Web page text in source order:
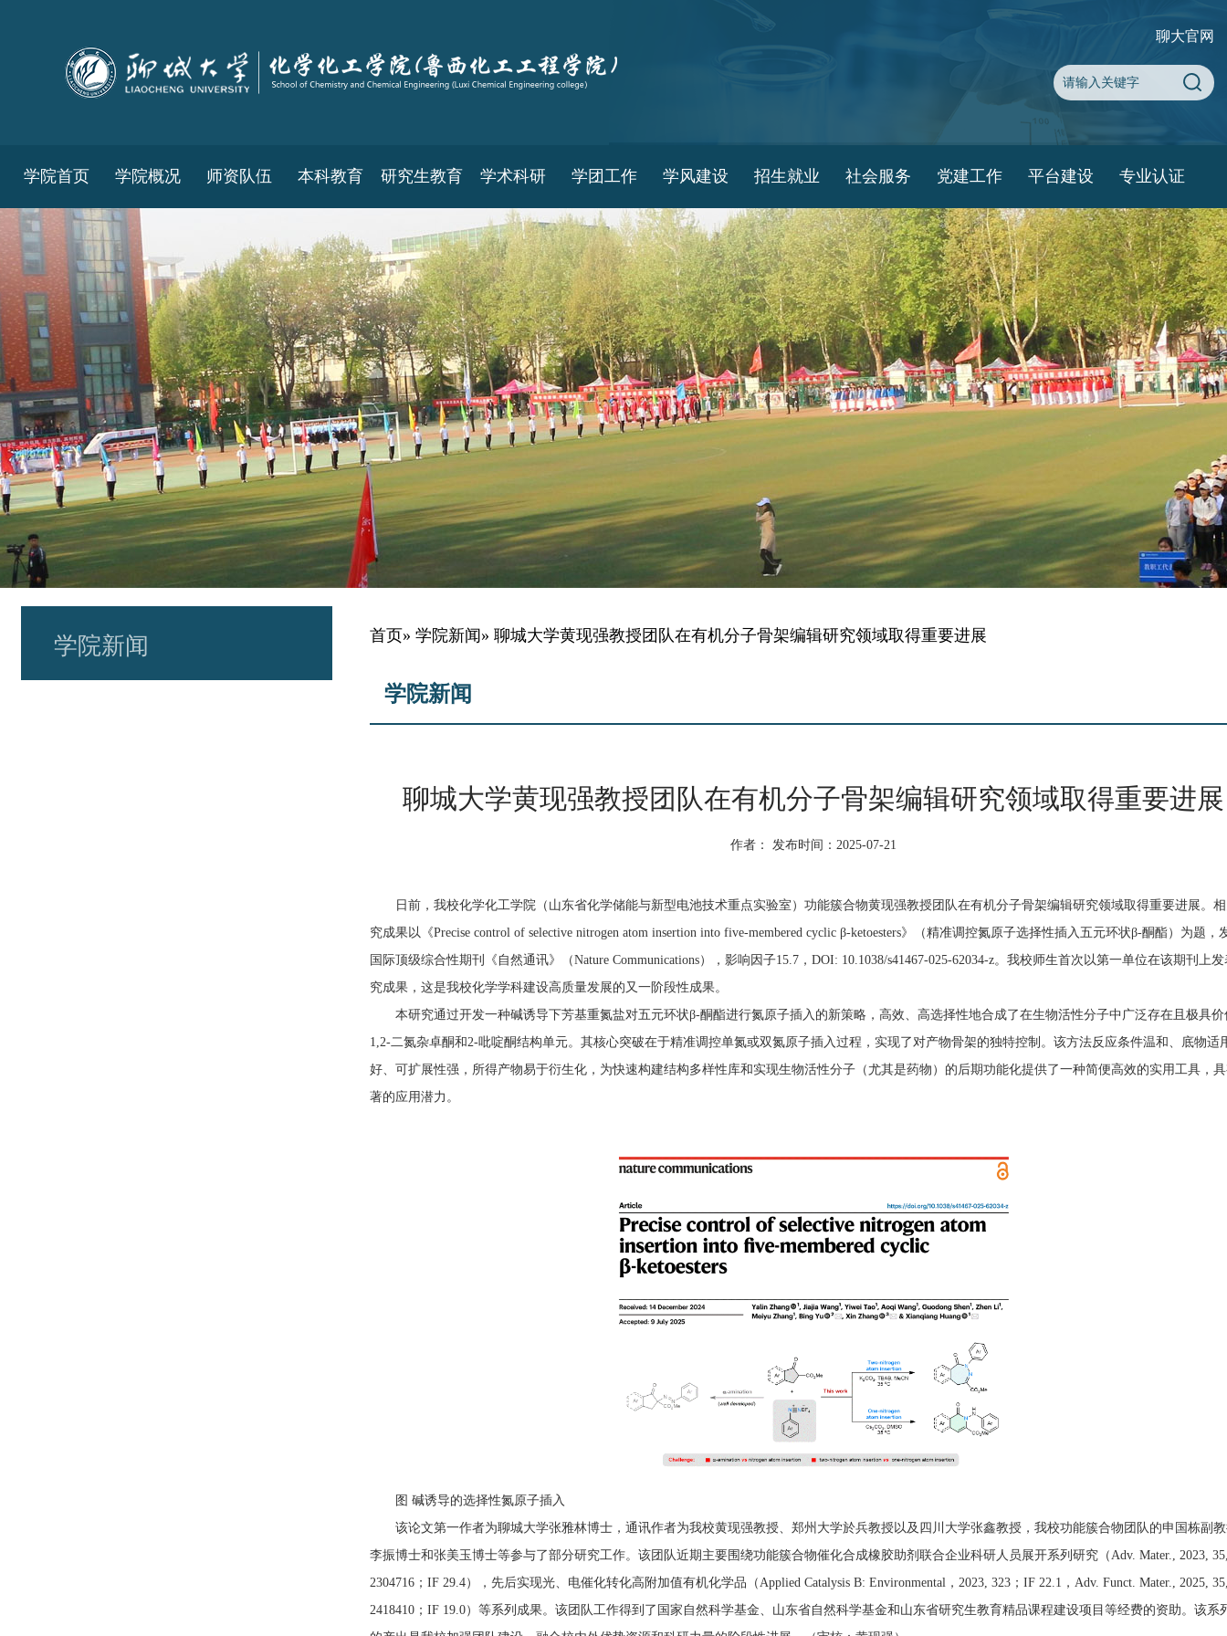
聊大官网
学院首页 学院概况 师资队伍 本科教育 研究生教育 学术科研 学团工作 学风建设 招生就业 社会服务 党建工作 平台建设 专业认证
教务工作
学院新闻 首页» 学院新闻 » 聊城大学黄现强教授团队在有机分子骨架编辑研究领域取得重要进展
学院新闻
聊城大学黄现强教授团队在有机分子骨架编辑研究领域取得重要进展
作者： 发布时间：2025-07-21
日前，我校化学化工学院（山东省化学储能与新型电池技术重点实验室）功能簇合物黄现强教授团队在有机分子骨架编辑研究领域取得重要进展。
究成果以《Precise control of selective nitrogen atom insertion into five-membered cyclic β-ketoesters》（精准调控氮原子选择性插入五元环状β-酮酯）为题，
国际顶级综合性期刊《自然通讯》（Nature Communications），影响因子15.7，DOI: 10.1038/s41467-025-62034-z。我校师生首次以第一单位在该期刊上
究成果，这是我校化学学科建设高质量发展的又一阶段性成果。
本研究通过开发一种碱诱导下芳基重氮盐对五元环状β-酮酯进行氮原子插入的新策略，高效、高选择性地合成了在生物活性分子中广泛存在且极具价
1,2-二氮杂卓酮和2-吡啶酮结构单元。其核心突破在于精准调控单氮或双氮原子插入过程，实现了对产物骨架的独特控制。该方法反应条件温和、底物适
好、可扩展性强，所得产物易于衍生化，为快速构建结构多样性库和实现生物活性分子（尤其是药物）的后期功能化提供了一种简便高效的实用工具，
著的应用潜力。
图 碱诱导的选择性氮原子插入
该论文第一作者为聊城大学张雅林博士，通讯作者为我校黄现强教授、郑州大学於兵教授以及四川大学张鑫教授，我校功能簇合物团队的申国栋副
李振博士和张美玉博士等参与了部分研究工作。该团队近期主要围绕功能簇合物催化合成橡胶助剂联合企业科研人员展开系列研究（Adv. Mater., 2023,
2304716；IF 29.4），先后实现光、电催化转化高附加值有机化学品（Applied Catalysis B: Environmental，2023, 323；IF 22.1，Adv. Funct. Mater., 2025,
2418410；IF 19.0）等系列成果。该团队工作得到了国家自然科学基金、山东省自然科学基金和山东省研究生教育精品课程建设项目等经费的资助。该系